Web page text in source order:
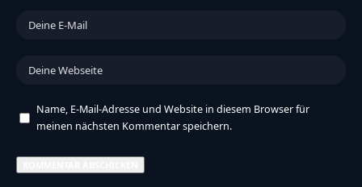
Name, E-Mail-Adresse und Website in diesem Browser für
meinen nächsten Kommentar speichern.